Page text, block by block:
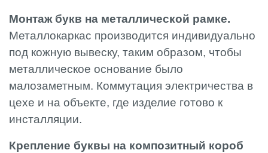
Монтаж букв на металлической рамке.
Металлокаркас производится индивидуально
под кожную вывеску, таким образом, чтобы
металлическое основание было
малозаметным. Коммутация электричества в
цехе и на объекте, где изделие готово к
инсталляции.
Крепление буквы на композитный короб